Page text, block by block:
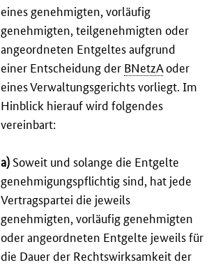
eines genehmigten, vorläufig
genehmigten, teilgenehmigten oder
angeordneten Entgeltes aufgrund
einer Entscheidung der BNetzAoder
eines Verwaltungsgerichts vorliegt. Im
Hinblick hierauf wird folgendes
vereinbart:
a) Soweit und solange die Entgelte
genehmigungspflichtig sind, hat jede
Vertragspartei die jeweils
genehmigten, vorläufig genehmigten
oder angeordneten Entgelte jeweils für
die Dauer der Rechtswirksamkeit der